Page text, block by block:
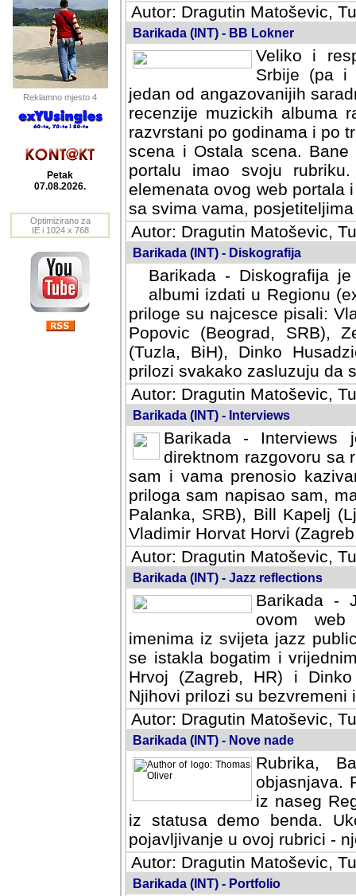
Reklamno mjesto 4
Petak
07.08.2026.
Optimizirano za
IE i 1024 x 768
Autor: Dragutin Matoševic,
Barikada (INT) - BB Lokner
Veliko i
Srbije (pa i
jedan od angazovanijih
recenzije muzickih albuma
razvrstani po godinama i po
scena i Ostala scena.
portalu imao svoju
elemenata ovog web portala
sa svima vama,
Autor: Dragutin Matoševic,
Barikada (INT) - Diskografija
Barikada - Diskografija
albumi izdati u Regionu
priloge su najcesce pisali:
Popovic (Beograd, SRB),
(Tuzla, BiH), Dinko
prilozi svakako zasluzuju da
Autor: Dragutin Matoševic,
Barikada (INT) - Interviews
Barikada -
direktnom razgovoru sa
sam i vama prenosio
priloga sam napisao sam,
Palanka, SRB), Bill Kapelj
Vladimir Horvat Horvi
Autor: Dragutin Matoševic,
Barikada (INT) - Jazz reflections
Barikada -
ovom web
imenima iz svijeta jazz
se istakla bogatim i
Hrvoj (Zagreb, HR) i
Njihovi prilozi su bezvremeni
Autor: Dragutin Matoševic,
Barikada (INT) - Nove nade
Rubrika,
objasnjava.
iz naseg
iz statusa demo benda.
pojavljivanje u ovoj rubrici -
Autor: Dragutin Matoševic,
Barikada (INT) - Portfolio